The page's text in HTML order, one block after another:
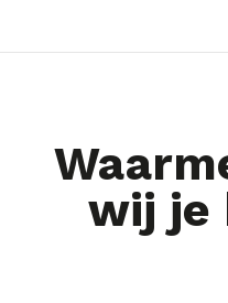
wij je